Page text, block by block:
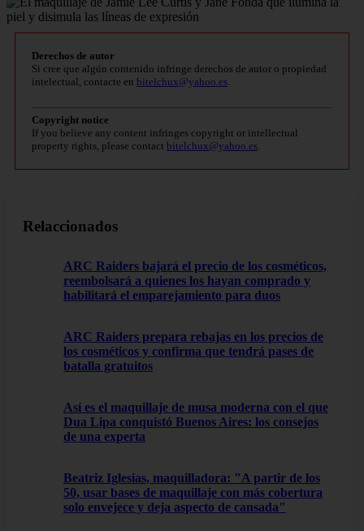
Derechos de autor
Si cree que algún contenido infringe derechos de autor o propiedad
intelectual, contacte en bitelchux@yahoo.es.
Copyright notice
If you believe any content infringes copyright or intellectual
property rights, please contact bitelchux@yahoo.es.
Relaccionados
ARC Raiders bajará el precio de los cosméticos,
reembolsará a quienes los hayan comprado y
habilitará el emparejamiento para duos
ARC Raiders prepara rebajas en los precios de
los cosméticos y confirma que tendrá pases de
batalla gratuitos
Así es el maquillaje de musa moderna con el que
Dua Lipa conquistó Buenos Aires: los consejos
de una experta
Beatriz Iglesias, maquilladora: "A partir de los
50, usar bases de maquillaje con más cobertura
solo envejece y deja aspecto de cansada"